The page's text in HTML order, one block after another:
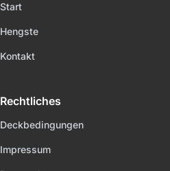
Start
Hengste
Kontakt
Rechtliches
Deckbedingungen
Impressum